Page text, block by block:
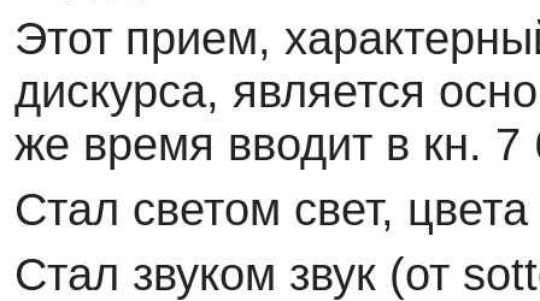
Этот прием,
дискурса, является
же время вводит в кн.
Стал светом свет,
Стал звуком звук (от